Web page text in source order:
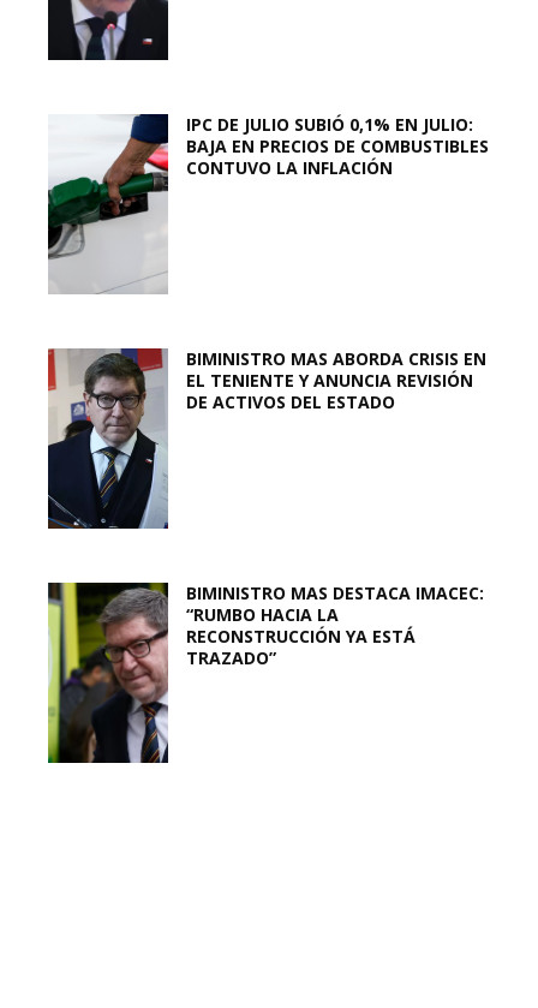
IPC DE JULIO SUBIÓ 0,1% EN JULIO:
BAJA EN PRECIOS DE COMBUSTIBLES
CONTUVO LA INFLACIÓN
BIMINISTRO MAS ABORDA CRISIS EN
EL TENIENTE Y ANUNCIA REVISIÓN
DE ACTIVOS DEL ESTADO
BIMINISTRO MAS DESTACA IMACEC:
“RUMBO HACIA LA
RECONSTRUCCIÓN YA ESTÁ
TRAZADO”